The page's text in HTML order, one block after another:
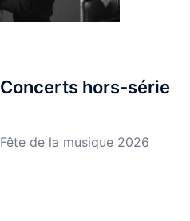
Concerts hors-série
Fête de la musique 2026